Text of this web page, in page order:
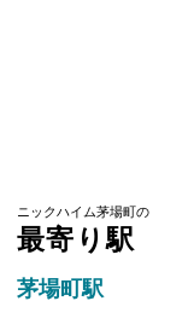
ニックハイム茅場町の
最寄り駅
茅場町駅